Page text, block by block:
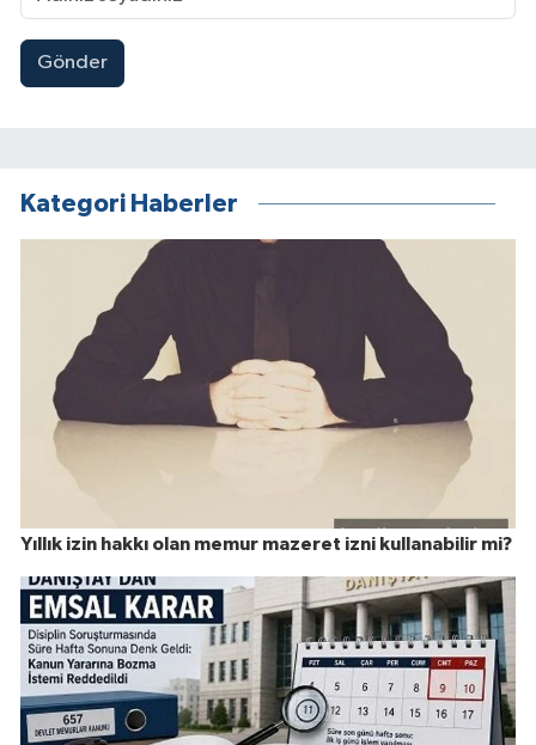
Gönder
Kategori Haberler
Yıllık izin hakkı olan memur mazeret izni kullanabilir mi?